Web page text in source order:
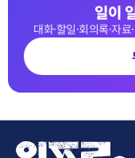
일이
대화·할일·회의록·자